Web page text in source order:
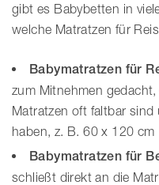
gibt es Babybetten in
welche Matratzen für
Babymatratzen für
zum Mitnehmen
Matratzen oft faltbar sind
haben, z. B. 60 x 120 cm
Babymatratzen für
schließt direkt an die